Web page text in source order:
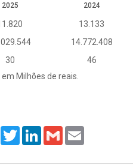
2025 2024
13.133
14.772.408
30
46
Milhões de reais.
Facebook
TwitterLinkedInGmail